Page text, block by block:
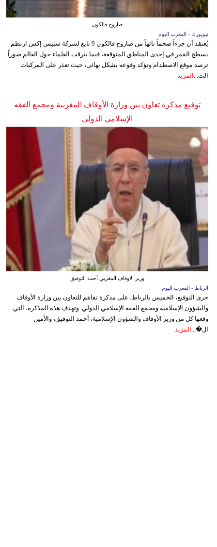
صاروخ فالكون
نيويورك - المغرب اليوم
يُعتقد أن جزءاً ضخماً تائهاً من صاروخ فالكون 9 تابع لشركة سبيس إكس ارتطم
بسطح القمر في إحدى المناطق المتوقعة، فيما يترقب العلماء حول العالم صوراً
ترصد موقع الاصطدام وتؤكد وقوعه بشكل نهائي، حيث تعذر على المركبات
الت...
المزيد
توقيع مذكرة تعاون بين وزارة الأوقاف المغربية ومجمع الفقه
الإسلامي الدولي
وزير الاوقاف المغربي أحمد التوفيق
الرباط - المغرب اليوم
جرى التوقيع، الخميس بالرباط، على مذكرة تفاهم للتعاون بين وزارة الأوقاف
والشؤون الإسلامية ومجمع الفقه الإسلامي الدولي. وتهدف هذه المذكرة، التي
وقعها كل من وزير الأوقاف والشؤون الإسلامية، أحمد التوفيق، والأمين
ال�... المزيد